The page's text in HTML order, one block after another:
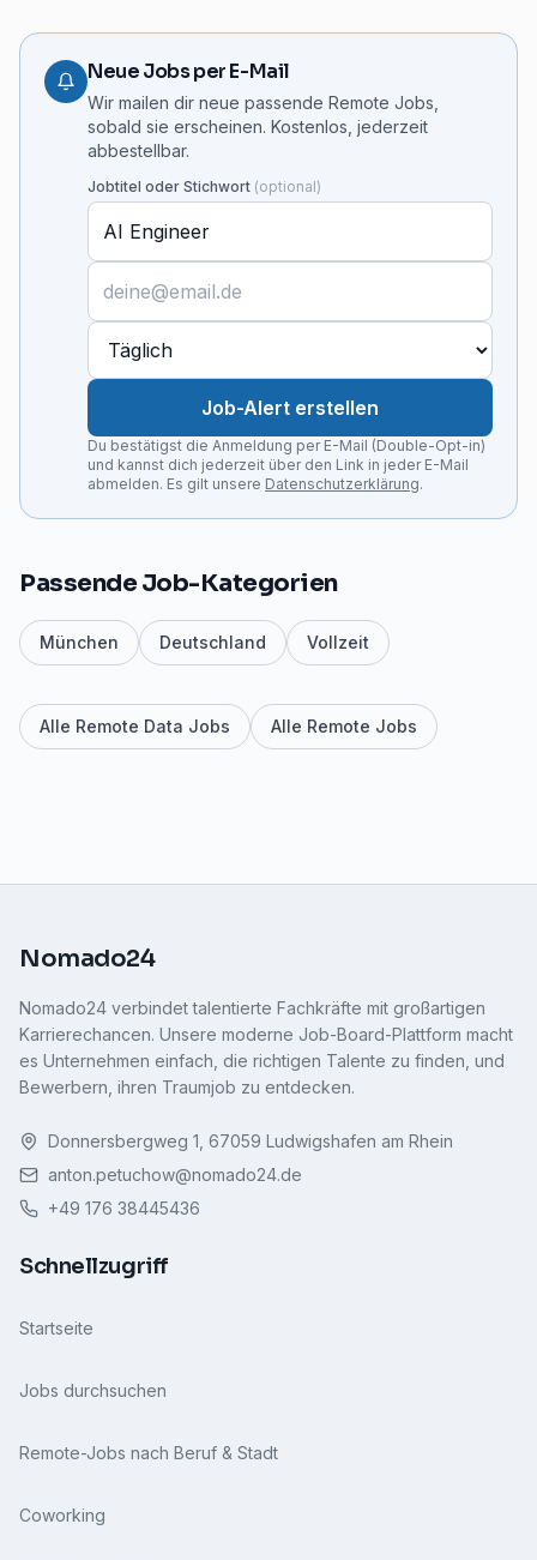
Neue Jobs per E-Mail
Wir mailen dir neue passende Remote Jobs,
sobald sie erscheinen. Kostenlos, jederzeit
abbestellbar.
Jobtitel oder Stichwort (optional)
Job-Alert erstellen
Du bestätigst die Anmeldung per E-Mail (Double-Opt-in)
und kannst dich jederzeit über den Link in jeder E-Mail
abmelden. Es gilt unsere Datenschutzerklärung.
Passende Job-Kategorien
München Deutschland Vollzeit
Alle Remote Data Jobs Alle Remote Jobs
Nomado24
Nomado24 verbindet talentierte Fachkräfte mit großartigen
Karrierechancen. Unsere moderne Job-Board-Plattform macht
es Unternehmen einfach, die richtigen Talente zu finden, und
Bewerbern, ihren Traumjob zu entdecken.
Donnersbergweg 1, 67059 Ludwigshafen am Rhein
anton.petuchow@nomado24.de
+49 176 38445436
Schnellzugriff
Startseite
Jobs durchsuchen
Remote-Jobs nach Beruf & Stadt
Coworking